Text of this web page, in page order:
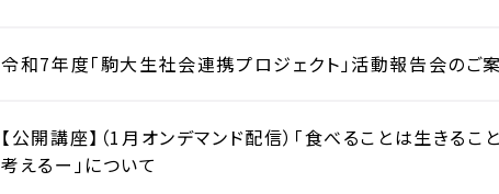
令和7年度「駒大生社会連携プロジェクト」活動報告会のご
【公開講座】（1月オンデマンド配信）「食べることは生きる
考えるー」について